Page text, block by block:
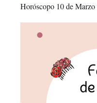
Horóscopo 10 de